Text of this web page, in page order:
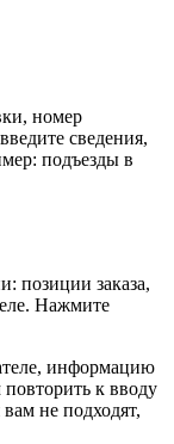
номер
сведения,
подъезды в
позиции заказа,
Нажмите
информацию
к вводу
не подходят,